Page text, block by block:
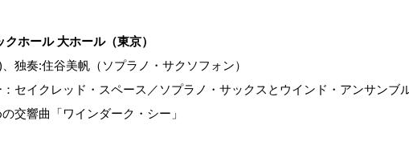
ホール 大ホール（東京）
独奏:住谷美帆（ソプラノ・サクソフォン）
：セイクレッド・スペース／ソプラノ・サックスとウインド・アンサンブ
交響曲「ワインダーク・シー」